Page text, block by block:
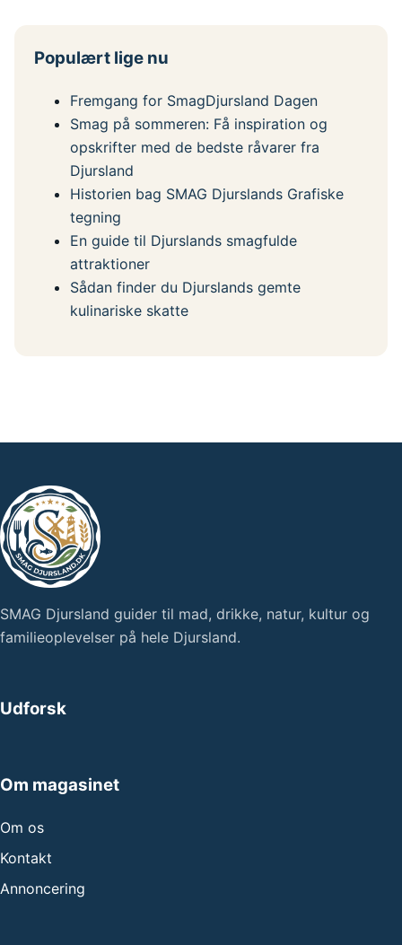
Populært lige nu
Fremgang for SmagDjursland Dagen
Smag på sommeren: Få inspiration og
opskrifter med de bedste råvarer fra
Djursland
Historien bag SMAG Djurslands Grafiske
tegning
En guide til Djurslands smagfulde
attraktioner
Sådan finder du Djurslands gemte
kulinariske skatte
SMAG Djursland guider til mad, drikke, natur, kultur og
familieoplevelser på hele Djursland.
Udforsk
Om magasinet
Om os
Kontakt
Annoncering